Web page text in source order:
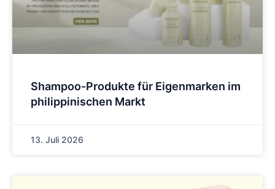
Shampoo-Produkte für Eigenmarken im
philippinischen Markt
13. Juli 2026